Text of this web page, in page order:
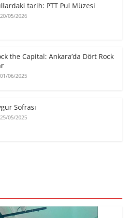
tarih: PTT Pul Müzesi
20/05/2026
the Capital: Ankara’da Dört Rock
01/06/2025
Sofrası
25/05/2025